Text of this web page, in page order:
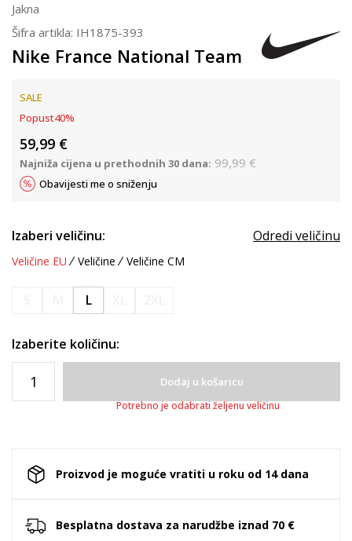
Jakna
Šifra artikla: IH1875-393
Nike France National Team
SALE
Popust40%
59,99 €
Najniža cijena u prethodnih 30 dana: 99,99 €
Obavijesti me o sniženju
Izaberi veličinu: Odredi veličinu
Veličine EU Veličine Veličine CM
L
Izaberite količinu:
Dodaj u košaricu
Potrebno je odabrati željenu veličinu
Proizvod je moguće vratiti u roku od 14 dana
Besplatna dostava za narudžbe iznad 70 €